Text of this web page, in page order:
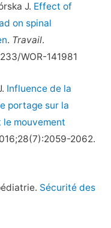
J. Effect of
on spinal
. Travail.
WOR-141981
Influence de la
portage sur la
mouvement
2062.
Sécurité des